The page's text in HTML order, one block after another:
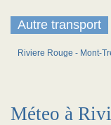
Autre transport
Riviere Rouge - Mont-
Méteo à